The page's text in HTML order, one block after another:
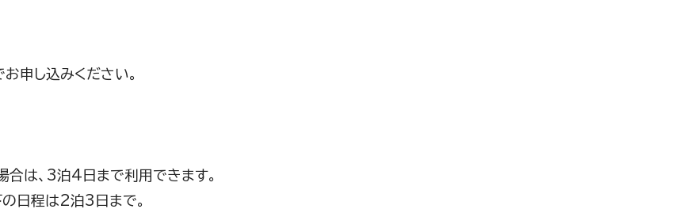
お申し込みください。
合は、3泊4日まで利用できます。
の日程は2泊3日まで。